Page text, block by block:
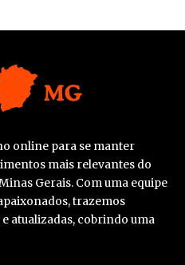
online para se manter
mais relevantes do
Gerais. Com uma equipe
trazemos
atualizadas, cobrindo uma